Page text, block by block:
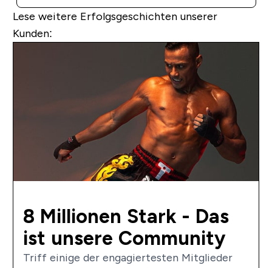
Lese weitere Erfolgsgeschichten unserer
Kunden:
8 Millionen Stark - Das
ist unsere Community
Triff einige der engagiertesten Mitglieder